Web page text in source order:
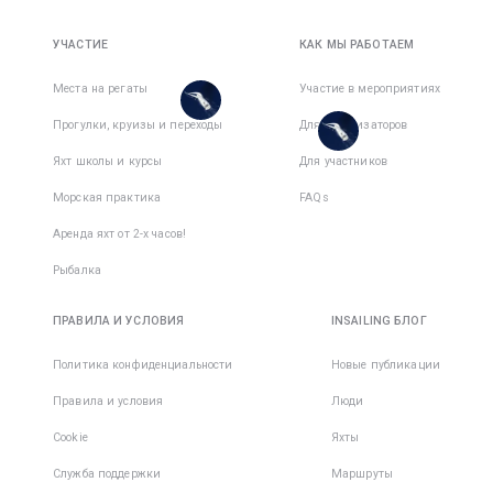
1командe
активный
Есть
места в
УЧАСТИЕ
Места на регаты
Прогулки, круизы и переходы
Яхт школы и курсы
Морская практика
Аренда яхт от 2-х часов!
Рыбалка
КАК МЫ РАБОТАЕМ
Участие в мероприятиях
Для организаторов
Для участников
FAQs
ПРАВИЛА И УСЛОВИЯ
Политика конфиденциальности
Правила и условия
Cookie
Служба поддержки
INSAILING БЛОГ
Новые публикации
Люди
Яхты
Маршруты